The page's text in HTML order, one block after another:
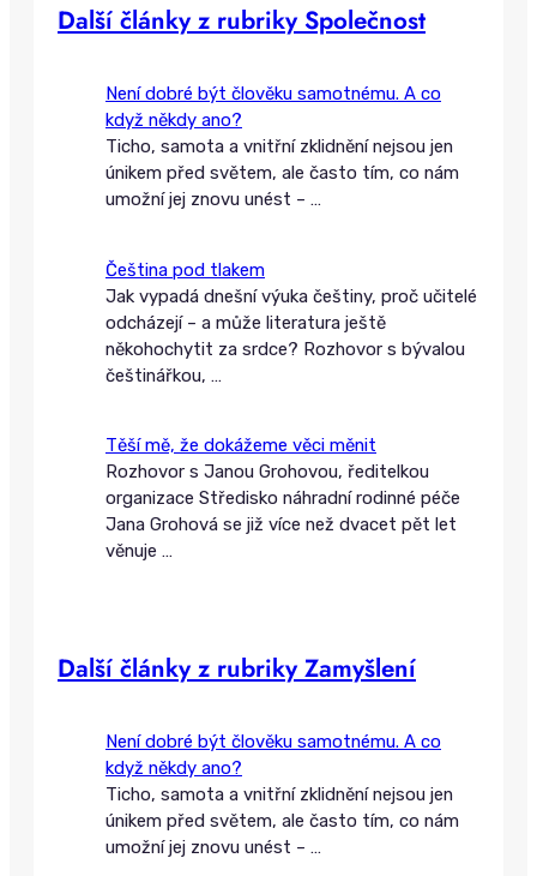
Další články z rubriky Společnost
Není dobré být člověku samotnému. A co
když někdy ano?
Ticho, samota a vnitřní zklidnění nejsou jen
únikem před světem, ale často tím, co nám
umožní jej znovu unést – …
Čeština pod tlakem
Jak vypadá dnešní výuka češtiny, proč učitelé
odcházejí – a může literatura ještě
někohochytit za srdce? Rozhovor s bývalou
češtinářkou, …
Těší mě, že dokážeme věci měnit
Rozhovor s Janou Grohovou, ředitelkou
organizace Středisko náhradní rodinné péče
Jana Grohová se již více než dvacet pět let
věnuje …
Další články z rubriky Zamyšlení
Není dobré být člověku samotnému. A co
když někdy ano?
Ticho, samota a vnitřní zklidnění nejsou jen
únikem před světem, ale často tím, co nám
umožní jej znovu unést – …